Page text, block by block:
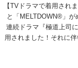
【TVドラマで着用され
と「MELTDOWN®」
連続ドラマ『極道上司
用されました！それに